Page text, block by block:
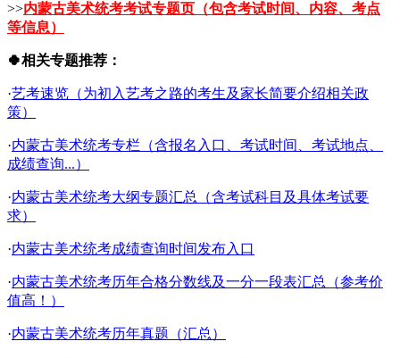
>>内蒙古美术统考考试专题页（包含考试时间、内容、考点
等信息）
🍀相关专题推荐：
·艺考速览（为初入艺考之路的考生及家长简要介绍相关政
策）
·内蒙古美术统考专栏（含报名入口、考试时间、考试地点、
成绩查询...）
·内蒙古美术统考大纲专题汇总（含考试科目及具体考试要
求）
·内蒙古美术统考成绩查询时间发布入口
·内蒙古美术统考历年合格分数线及一分一段表汇总（参考价
值高！）
·内蒙古美术统考历年真题（汇总）